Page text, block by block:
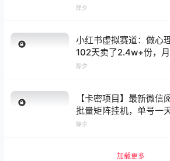
26年08月)
除夕
小红书虚拟赛道：做心
102天卖了2.4w+份，
除夕
【卡密项目】最新微信
批量矩阵挂机，单号一
用教程】
除夕
加载更多